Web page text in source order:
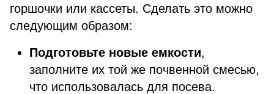
горшочки или кассеты. Сделать это можно
следующим образом:
Подготовьте новые емкости,
заполните их той же почвенной смесью,
что использовалась для посева.